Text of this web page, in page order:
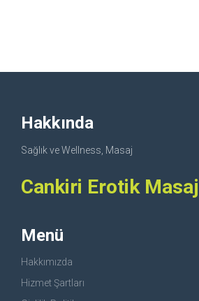
Hakkında
Sağlık ve Wellness, Masaj
Cankiri Erotik
Menü
Hakkımızda
Hizmet Şartları